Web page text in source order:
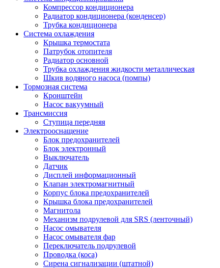
Компрессор кондиционера
Радиатор кондиционера (конденсер)
Трубка кондиционера
Система охлаждения
Крышка термостата
Патрубок отопителя
Радиатор основной
Трубка охлаждения жидкости металлическая
Шкив водяного насоса (помпы)
Тормозная система
Кронштейн
Насос вакуумный
Трансмиссия
Ступица передняя
Электрооснащение
Блок предохранителей
Блок электронный
Выключатель
Датчик
Дисплей информационный
Клапан электромагнитный
Корпус блока предохранителей
Крышка блока предохранителей
Магнитола
Механизм подрулевой для SRS (ленточный)
Насос омывателя
Насос омывателя фар
Переключатель подрулевой
Проводка (коса)
Сирена сигнализации (штатной)